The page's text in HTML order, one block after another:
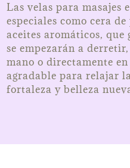
Las velas para masajes
especiales como cera
aceites aromáticos, que
se empezarán a
mano o directamente
agradable para relajar
fortaleza y belleza